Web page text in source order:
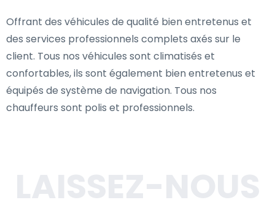
Offrant des véhicules de qualité bien entretenus et
des services professionnels complets axés sur le
client. Tous nos véhicules sont climatisés et
confortables, ils sont également bien entretenus et
équipés de système de navigation. Tous nos
chauffeurs sont polis et professionnels.